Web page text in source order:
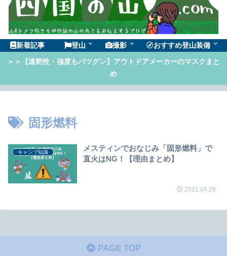
新着記事 登山 撮影 おすすめ登山装備
＞＞【速乾性・強度もバツグン】アウトドアメーカーのマスクまと
め
固形燃料
キャンプ知識
メスティンでおなじみ「固形燃料」で
直火はNG！【理由まとめ】
2021.04.28
PAGE TOP